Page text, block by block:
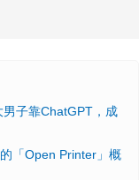
子靠ChatGPT，成
「Open Printer」概